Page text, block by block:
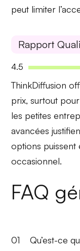
peut limiter
Rapport
4.5
ThinkDiffusion
prix, surtout
les petites
avancées
options puissent
occasionnel.
FAQ
01 Qu’est-ce